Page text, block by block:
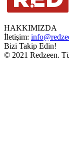
HAKKIMIZDA
İletişim:
Bizi Takip Edin!
© 2021 Redzeen.